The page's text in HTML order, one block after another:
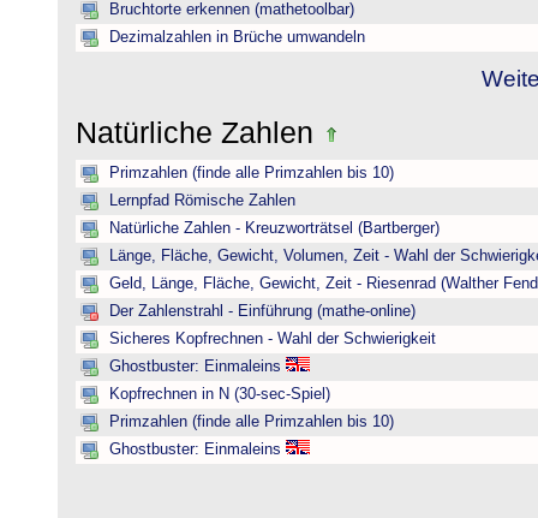
Bruchtorte erkennen (mathetoolbar)
Dezimalzahlen in Brüche umwandeln
Natürliche Zahlen
Primzahlen (finde alle Primzahlen bis 10)
Lernpfad Römische Zahlen
Natürliche Zahlen - Kreuzworträtsel (Bartberger)
Länge, Fläche, Gewicht, Volumen, Zeit - Wahl der
Geld, Länge, Fläche, Gewicht, Zeit - Riesenrad (Walther
Der Zahlenstrahl - Einführung (mathe-online)
Sicheres Kopfrechnen - Wahl der Schwierigkeit
Ghostbuster: Einmaleins
Kopfrechnen in N (30-sec-Spiel)
Primzahlen (finde alle Primzahlen bis 10)
Ghostbuster: Einmaleins